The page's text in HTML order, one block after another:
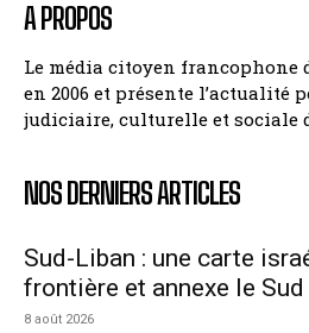
A PROPOS
Le média citoyen francophone
en 2006 et présente l’actualité
judiciaire, culturelle et sociale
NOS DERNIERS ARTICLES
Sud-Liban : une carte
frontière et annexe le
8 août 2026